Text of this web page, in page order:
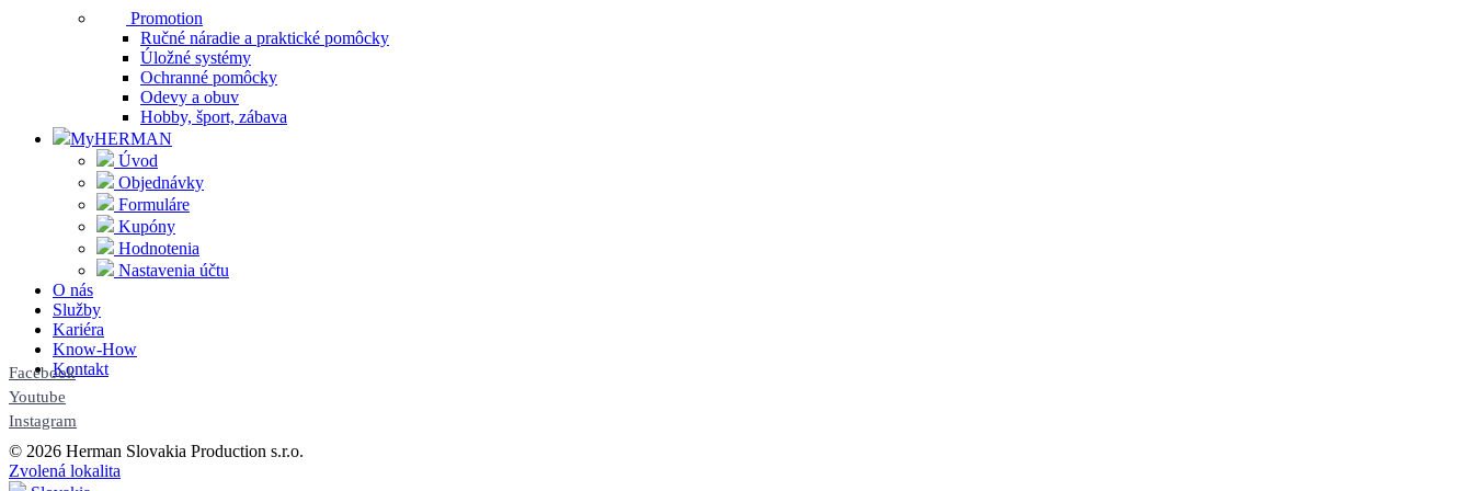
Promotion
Ručné náradie a praktické pomôcky
Úložné systémy
Ochranné pomôcky
Odevy a obuv
Hobby, šport, zábava
MyHERMAN
Úvod
Objednávky
Formuláre
Kupóny
Hodnotenia
Nastavenia účtu
O nás
Služby
Kariéra
Know-How
Kontakt
Facebook
Youtube
Instagram
© 2026 Herman Slovakia Production s.r.o.
Zvolená lokalita